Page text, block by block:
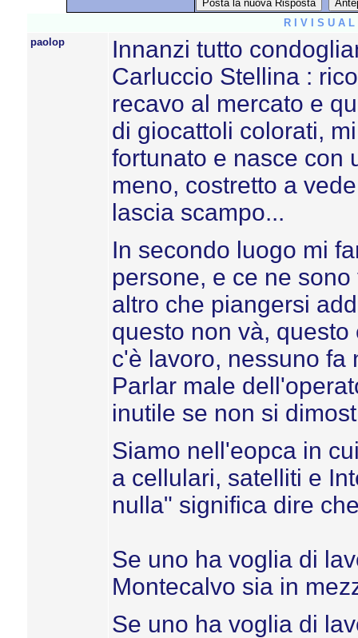
R I V I S U A
paolop
Innanzi tutto
Carluccio Stellina :
recavo al mercato e
di giocattoli colorati,
fortunato e nasce con
meno, costretto a
lascia scampo...
In secondo luogo mi
persone, e ce ne
altro che piangersi
questo non và,
c'è lavoro, nessuno fa
Parlar male
inutile se non si
Siamo nell'eopca in
a cellulari, satelliti e
nulla" significa dire
Se uno ha voglia di
Montecalvo sia in
Se uno ha voglia di